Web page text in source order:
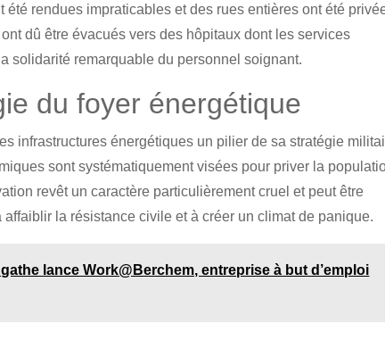
rendues impraticables et des rues entières ont été
dû être évacués vers des hôpitaux dont les services
solidarité remarquable du personnel soignant.
du foyer énergétique
infrastructures énergétiques un pilier de sa stratégie
sont systématiquement visées pour priver la
revêt un caractère particulièrement cruel et peut être
la résistance civile et à créer un climat de panique.
lance Work@Berchem, entreprise à but d’emploi